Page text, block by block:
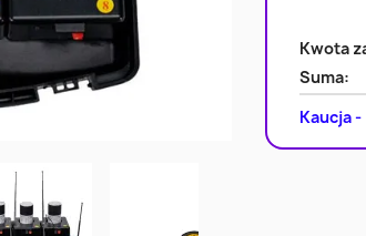
Kwota
Suma:
Kaucja -